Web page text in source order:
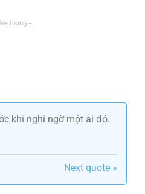
khi nghi ngờ một ai đó.
Next quote »